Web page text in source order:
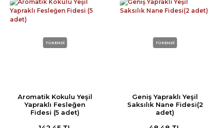
TÜKENDİ
Aromatik Kokulu Yeşil
Yapraklı Fesleğen
Fidesi (5 adet)
TÜKENDİ
Geniş Yapraklı Yeşil
Saksılık Nane Fidesi(2
adet)